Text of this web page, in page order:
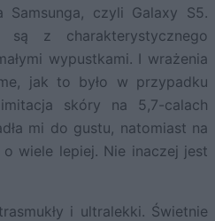
Samsunga, czyli Galaxy S5.
z charakterystycznego
wypustkami. I wrażenia
jak to było w przypadku
skóry na 5,7-calach
mi do gustu, natomiast na
wiele lepiej. Nie inaczej jest
i ultralekki. Świetnie